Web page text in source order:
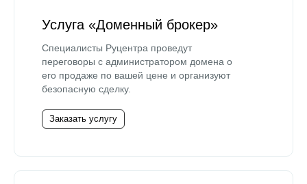
Услуга «Доменный брокер»
Специалисты Руцентра проведут
переговоры с администратором домена о
его продаже по вашей цене и организуют
безопасную сделку.
Заказать услугу